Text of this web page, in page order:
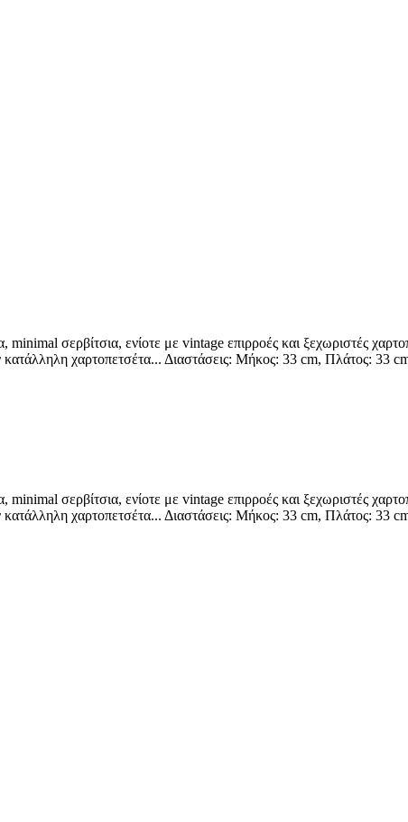
σερβίτσια, ενίοτε με vintage επιρροές και ξεχωριστές
κατάλληλη χαρτοπετσέτα... Διαστάσεις: Μήκος: 33 cm, Πλάτος: 33
σερβίτσια, ενίοτε με vintage επιρροές και ξεχωριστές
κατάλληλη χαρτοπετσέτα... Διαστάσεις: Μήκος: 33 cm, Πλάτος: 33